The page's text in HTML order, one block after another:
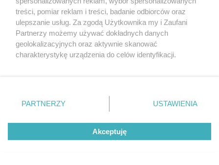
eksploatacji w jakiejkolwiek formie, włącznie z umieszczaniem w
wykorzystanie utworów w całości lub w części z naruszeniem prawa,
tzn. bez właściwej zgody, jest zabronione pod groźbą kary i może być
treści, pomiar reklam i treści, badanie odbiorców oraz
ulepszanie usług. Za zgodą Użytkownika my i Zaufani
Partnerzy możemy używać dokładnych danych
geolokalizacyjnych oraz aktywnie skanować
charakterystykę urządzenia do celów identyfikacji.
zmienić/wycofać klikając przycisk ustawień prywatności
znajdujący się w lewym dolnym rogu strony
rodzaje przetwarzania danych nie wymagają zgody
użytkownika, ale masz prawo sprzeciwić się takiemu
przetwarzaniu. Preferencje będą miały zastosowanie tylko
PARTNERZY USTAWIENIA
Akceptuję